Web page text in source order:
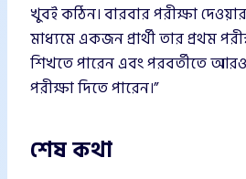
খুবই কঠিন। বারবার পরীক্ষা
মাধ্যমে একজন প্রার্থী তার প্রথম
শিখতে পারেন এবং পরবর্তীতে আরও
পরীক্ষা দিতে পারেন।”
শেষ কথা